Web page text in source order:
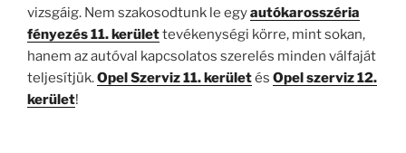
vizsgáig. Nem szakosodtunk le egyautókarosszéria
fényezés 11. kerülettevékenységi körre, mint sokan,
hanem az autóval kapcsolatos szerelés minden válfaját
teljesítjük.Opel Szerviz 11. kerületés Opel szerviz 12.
kerület!